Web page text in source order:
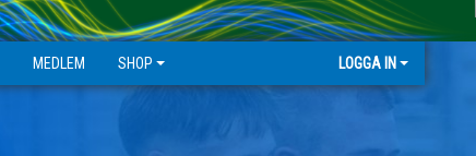
MEDLEM SHOP LOGGA IN